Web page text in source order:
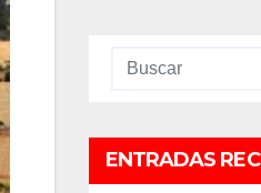
ENTRADAS